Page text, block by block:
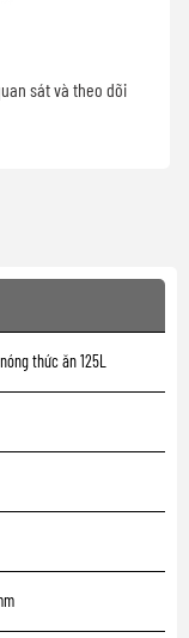
sát và theo dõi
thức ăn 125L